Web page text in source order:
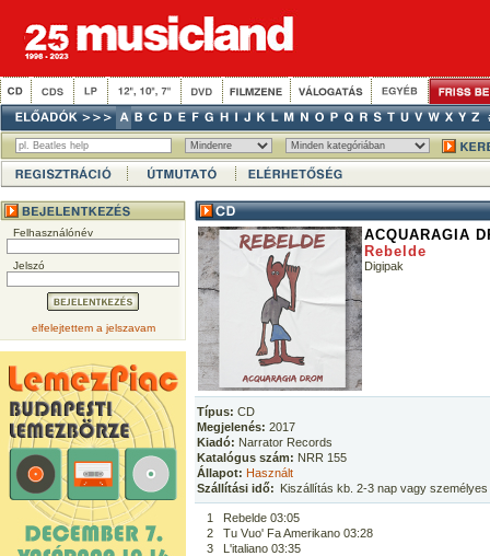
Felhasználónév
Jelszó
elfelejtettem a jelszavam
ACQUARAGIA
Rebelde
Digipak
Típus: CD
Megjelenés: 2017
Kiadó: Narrator Records
Katalógus szám: NRR 155
Állapot: Használt
Szállítási idő: Kiszállítás kb. 2-3 nap vagy
1
Rebelde 03:05
2
Tu Vuo' Fa Amerikano 03:28
3
L'italiano 03:35